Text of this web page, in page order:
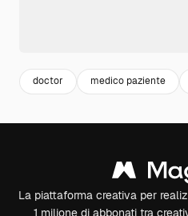
doctor medico paziente
La piattaforma creativa per
1 milione di abbonati tra